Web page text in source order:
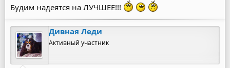
Будим надеятся на ЛУЧШЕЕ!!!
Дивная Леди
Активный участник